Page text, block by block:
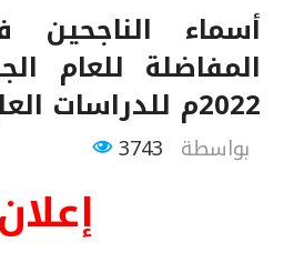
أسماء الناجحين
2022م للدراسات العليا
بواسطة 3743
إعلان